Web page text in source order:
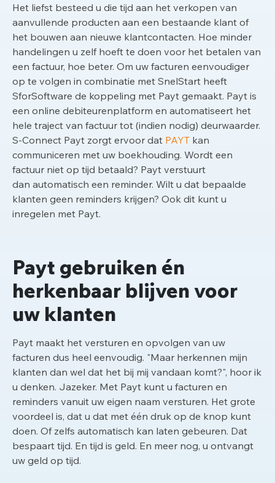
Het liefst besteed u die tijd aan het verkopen van
aanvullende producten aan een bestaande klant of
het bouwen aan nieuwe klantcontacten. Hoe minder
handelingen u zelf hoeft te doen voor het betalen van
een factuur, hoe beter. Om uw facturen eenvoudiger
op te volgen in combinatie met SnelStart heeft
SforSoftware de koppeling met Payt gemaakt. Payt is
een online debiteurenplatform en automatiseert het
hele traject van factuur tot (indien nodig) deurwaarder.
S-Connect Payt zorgt ervoor dat PAYT kan
communiceren met uw boekhouding. Wordt een
factuur niet op tijd betaald? Payt verstuurt
dan automatisch een reminder. Wilt u dat bepaalde
klanten geen reminders krijgen? Ook dit kunt u
inregelen met Payt.
Payt gebruiken én
herkenbaar blijven voor
uw klanten
Payt maakt het versturen en opvolgen van uw
facturen dus heel eenvoudig. "Maar herkennen mijn
klanten dan wel dat het bij mij vandaan komt?", hoor ik
u denken. Jazeker. Met Payt kunt u facturen en
reminders vanuit uw eigen naam versturen. Het grote
voordeel is, dat u dat met één druk op de knop kunt
doen. Of zelfs automatisch kan laten gebeuren. Dat
bespaart tijd. En tijd is geld. En meer nog, u ontvangt
uw geld op tijd.